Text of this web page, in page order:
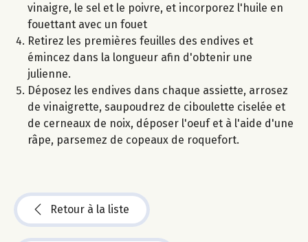
vinaigre, le sel et le poivre, et incorporez l'huile en
fouettant avec un fouet
Retirez les premières feuilles des endives et
émincez dans la longueur afin d'obtenir une
julienne.
Déposez les endives dans chaque assiette, arrosez
de vinaigrette, saupoudrez de ciboulette ciselée et
de cerneaux de noix, déposer l'oeuf et à l'aide d'une
râpe, parsemez de copeaux de roquefort.
Retour à la liste